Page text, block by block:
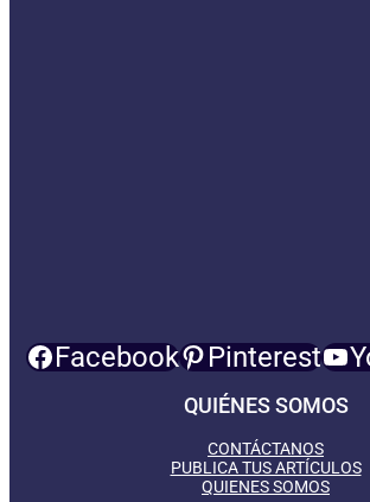
Facebook Pinterest
QUIÉNES SOMOS
CONTÁCTANOS
PUBLICA TUS ARTÍCULOS
QUIENES SOMOS